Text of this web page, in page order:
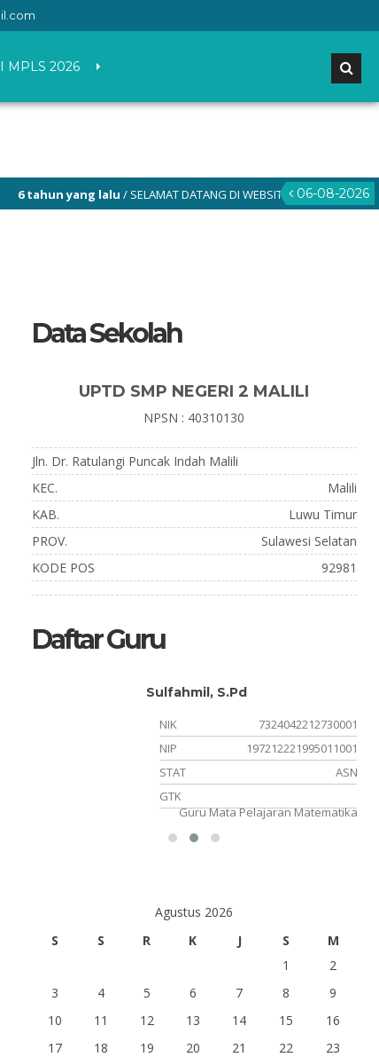
MPLS 2026
06-08-2026
yang lalu/ SELAMAT DATANG DI WEBSITE RESMI SMP NEGERI 2
Data Sekolah
UPTD SMP NEGERI 2 MALILI
NPSN : 40310130
Jln. Dr. Ratulangi Puncak Indah Malili
KEC.
Malili
KAB.
Luwu Timur
PROV.
Sulawesi Selatan
KODE POS
92981
Daftar Guru
Sulfahmil, S.Pd
NIK
7324042212730001
NIP
197212221995011001
STAT
ASN
GTK
Guru Mata Pelajaran Matematika
Agustus 2026
S
S R K J S
M
1
2
3
4 5 6 7 8
9
10
11 12 13 14 15
16
17
18 19 20 21 22
23